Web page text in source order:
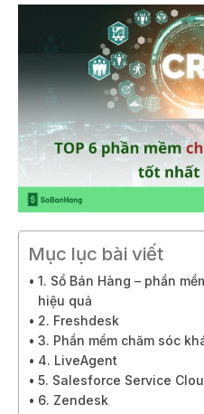
Mục lục bài viết
1. Sổ Bán Hàng – phần
hiệu quả
2. Freshdesk
3. Phần mềm chăm sóc
4. LiveAgent
5. Salesforce Service
6. Zendesk